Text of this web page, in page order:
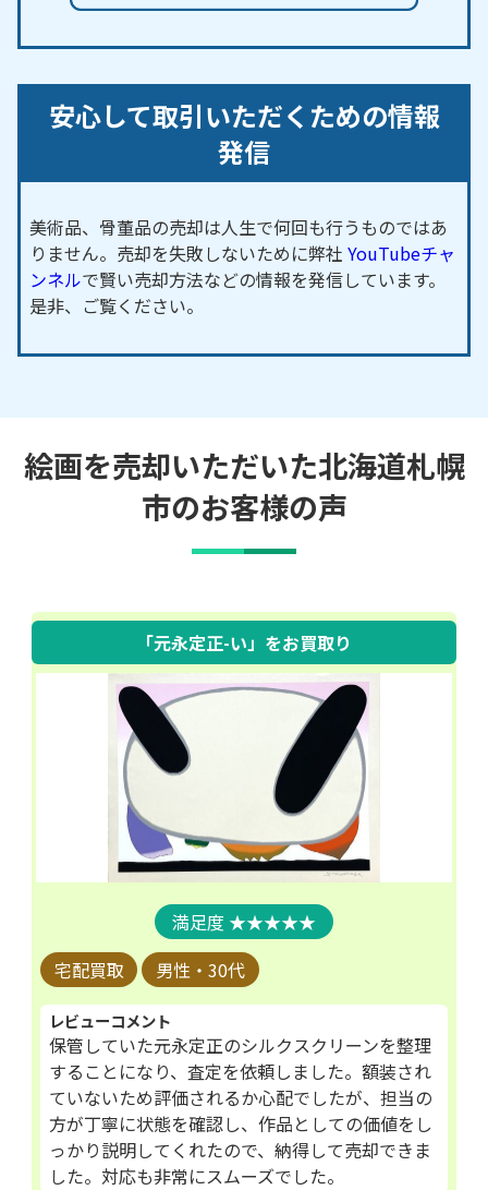
安心して取引いただくための情報
発信
美術品、骨董品の売却は人生で何回も行うものではあ
りません。売却を失敗しないために弊社 YouTubeチャ
ンネルで賢い売却方法などの情報を発信しています。
是非、ご覧ください。
絵画を売却いただいた北海道札幌
市のお客様の声
「元永定正-い」 をお買取り
★★★★★
宅配買取
男性・30代
レビューコメント
保管していた元永定正のシルクスクリーンを整理
することになり、査定を依頼しました。額装され
ていないため評価されるか心配でしたが、担当の
方が丁寧に状態を確認し、作品としての価値をし
っかり説明してくれたので、納得して売却できま
した。対応も非常にスムーズでした。